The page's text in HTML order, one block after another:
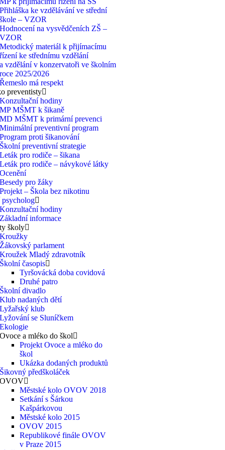
Přihláška ke vzdělávání ve střední
škole – VZOR
Hodnocení na vysvědčeních ZŠ –
VZOR
Metodický materiál k přijímacímu
řízení ke střednímu vzdělání
a vzdělání v konzervatoři ve školním
roce 2025/2026
Řemeslo má respekt
preventisty
Konzultační hodiny
MP MŠMT k šikaně
MD MŠMT k primární prevenci
Minimální preventivní program
Program proti šikanování
Školní preventivní strategie
Leták pro rodiče – šikana
Leták pro rodiče – návykové látky
Ocenění
Besedy pro žáky
Projekt – Škola bez nikotinu
Konzultační hodiny
Základní informace
školy
Kroužky
Žákovský parlament
Kroužek Mladý zdravotník
Školní časopis
Tyršovácká doba covidová
Druhé patro
Školní divadlo
Klub nadaných dětí
Lyžařský klub
Lyžování se Sluníčkem
Ekologie
Ovoce a mléko do škol
Projekt Ovoce a mléko do
škol
Ukázka dodaných produktů
Šikovný předškoláček
OVOV
Městské kolo OVOV 2018
Setkání s Šárkou
Kašpárkovou
Městské kolo 2015
OVOV 2015
Republikové finále OVOV
v Praze 2015